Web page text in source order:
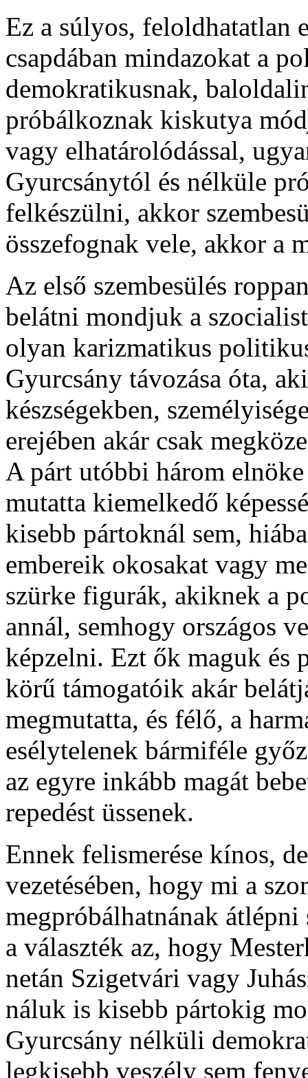
Ez a súlyos, feloldhatatlan
csapdában mindazokat a
demokratikusnak,
próbálkoznak kiskutya
vagy elhatárolódással,
Gyurcsánytól és nélküle
felkészülni, akkor
összefognak vele, akkor a
Az első szembesülés
belátni mondjuk a
olyan karizmatikus
Gyurcsány távozása óta,
készségekben,
erejében akár csak
A párt utóbbi három
mutatta kiemelkedő
kisebb pártoknál sem,
embereik okosakat vagy
szürke figurák, akiknek a
annál, semhogy országos
képzelni. Ezt ők maguk és
körű támogatóik akár
megmutatta, és félő, a
esélytelenek bármiféle
az egyre inkább magát
repedést üssenek.
Ennek felismerése kínos,
vezetésében, hogy mi a
megpróbálhatnának
a választék az, hogy
netán Szigetvári vagy
náluk is kisebb pártokig
Gyurcsány nélküli
legkisebb veszély sem